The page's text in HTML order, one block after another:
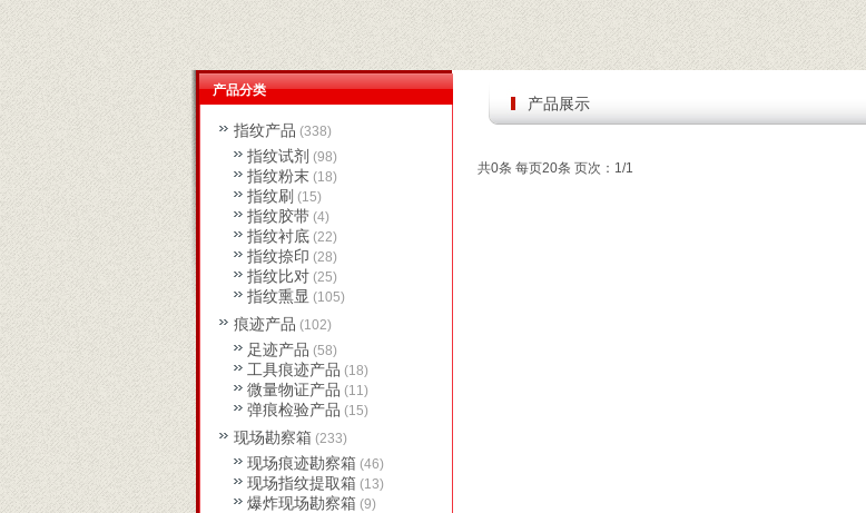
产品展示
共0条 每页20条 页次：1/1
产品分类
指纹产品 (338)
指纹试剂 (98)
指纹粉末 (18)
指纹刷 (15)
指纹胶带 (4)
指纹衬底 (22)
指纹捺印 (28)
指纹比对 (25)
指纹熏显 (105)
痕迹产品 (102)
足迹产品 (58)
工具痕迹产品 (18)
微量物证产品 (11)
弹痕检验产品 (15)
现场勘察箱 (233)
现场痕迹勘察箱 (46)
现场指纹提取箱 (13)
爆炸现场勘察箱 (9)